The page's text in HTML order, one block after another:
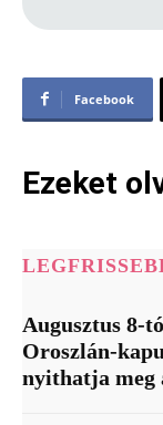
Facebook
Ezeket
Augusztus 8-
Oroszlán-
nyithatja meg